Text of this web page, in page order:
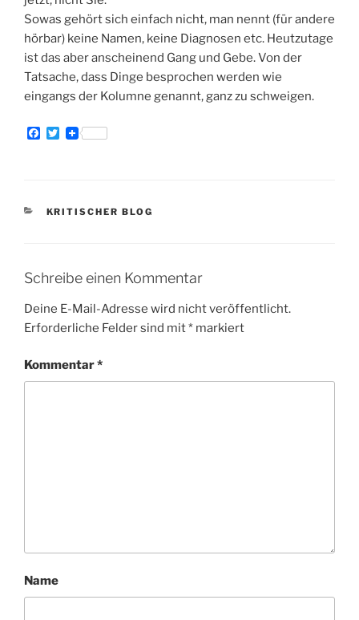
Sowas gehört sich einfach nicht, man nennt (für andere
hörbar) keine Namen, keine Diagnosen etc. Heutzutage
ist das aber anscheinend Gang und Gebe. Von der
Tatsache, dass Dinge besprochen werden wie
eingangs der Kolumne genannt, ganz zu schweigen.
F
o
T
r
KATEGORIEN
KRITISCHER BLOG
Schreibe einen Kommentar
Deine E-Mail-Adresse wird nicht veröffentlicht.
Erforderliche Felder sind mit* markiert
Kommentar*
Name